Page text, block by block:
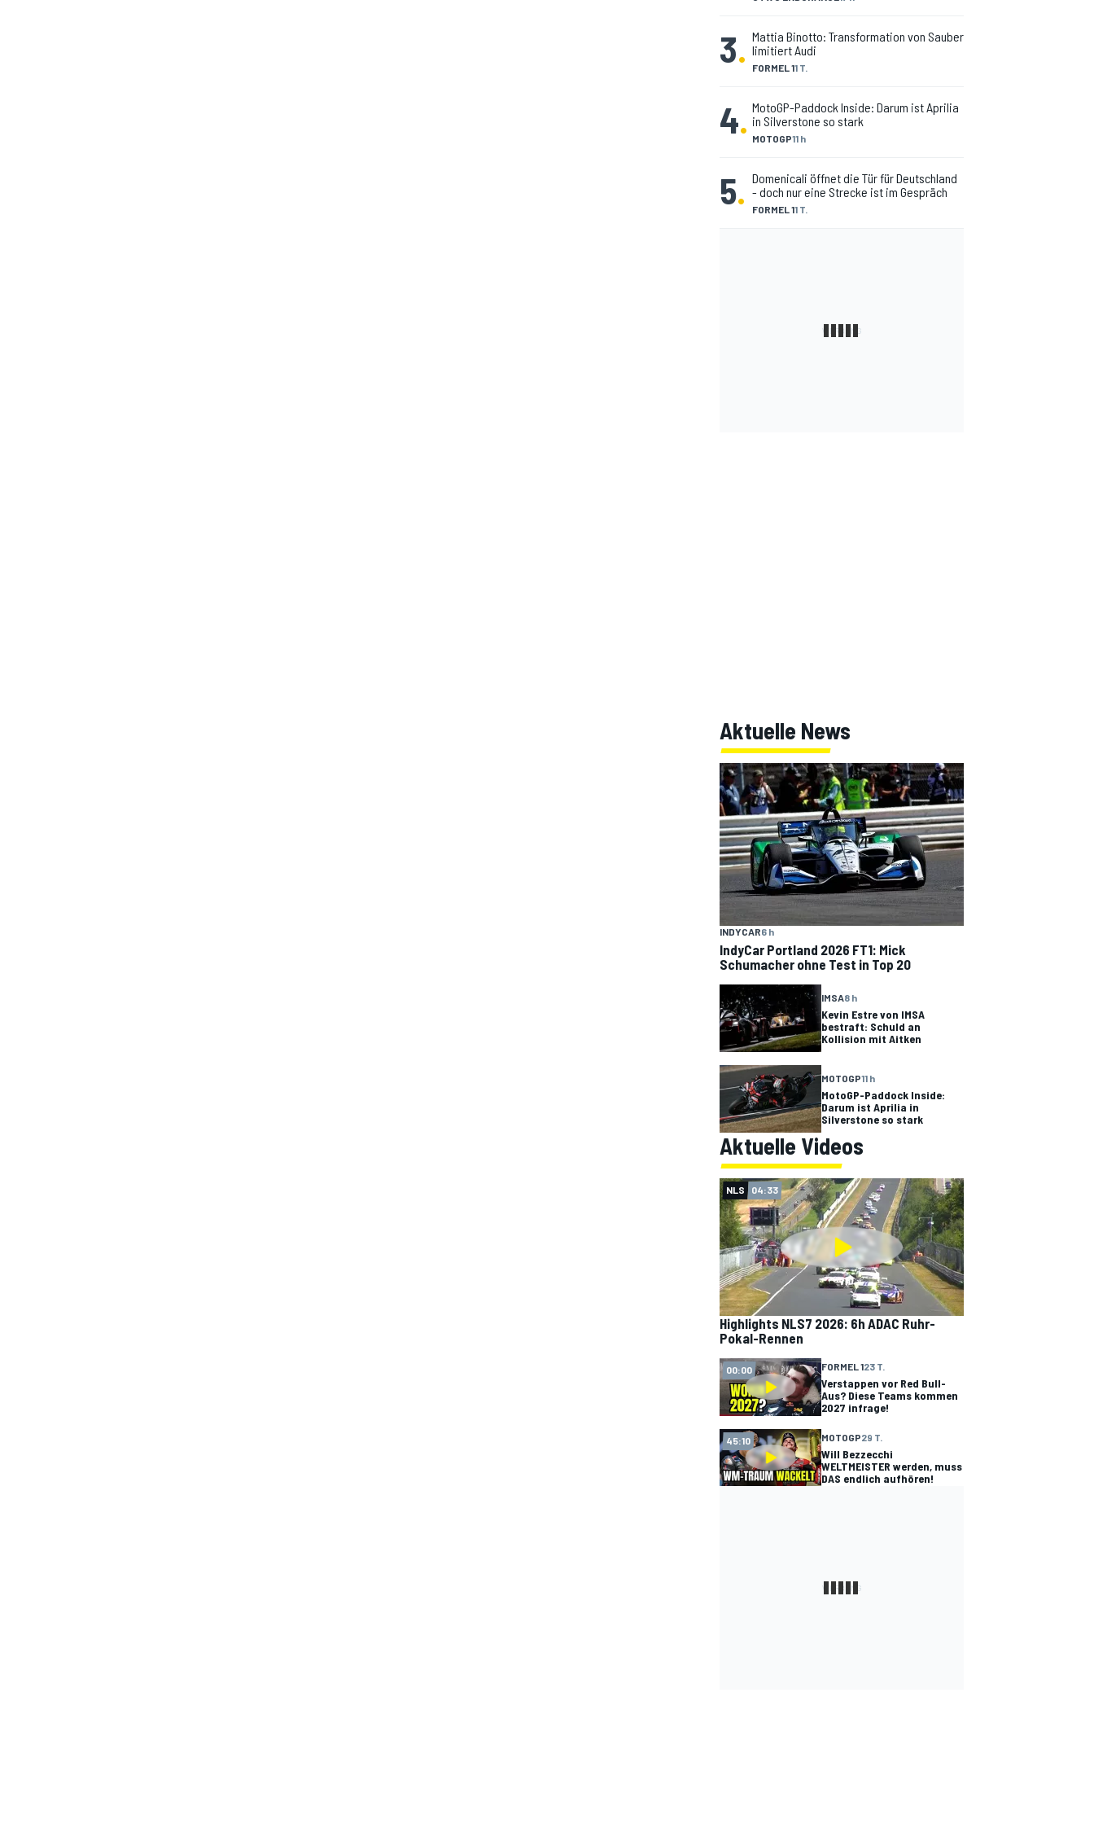
3. FORMEL 11 T.
Mattia Binotto: Transformation von Sauber
limitiert Audi
4. MOTOGP11 h
MotoGP-Paddock Inside: Darum ist Aprilia
in Silverstone so stark
5. FORMEL 11 T.
Domenicali öffnet die Tür für Deutschland
- doch nur eine Strecke ist im Gespräch
Aktuelle News
INDYCAR6 h
IndyCar Portland 2026 FT1: Mick
Schumacher ohne Test in Top 20
IMSA8 h
Kevin Estre von IMSA
bestraft: Schuld an
Kollision mit Aitken
MOTOGP11 h
MotoGP-Paddock Inside:
Darum ist Aprilia in
Silverstone so stark
Aktuelle Videos
NLS 04:33
Highlights NLS7 2026: 6h ADAC Ruhr-
Pokal-Rennen
00:00 FORMEL 123 T.
Verstappen vor Red Bull-
Aus? Diese Teams kommen
2027 infrage!
45:10 MOTOGP29 T.
Will Bezzecchi
WELTMEISTER werden, muss
DAS endlich aufhören!